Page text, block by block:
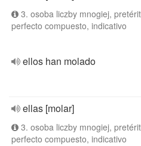
3. osoba liczby mnogiej,
perfecto compuesto, indicativo
ellos han molado
ellas [molar]
3. osoba liczby mnogiej,
perfecto compuesto, indicativo